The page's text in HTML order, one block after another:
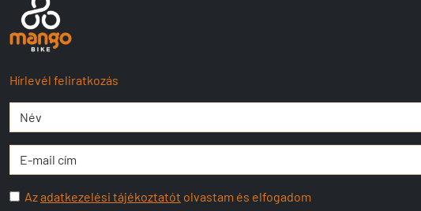
Hírlevél feliratkozás
Azadatkezelési tájékoztatót olvastam és elfogadom